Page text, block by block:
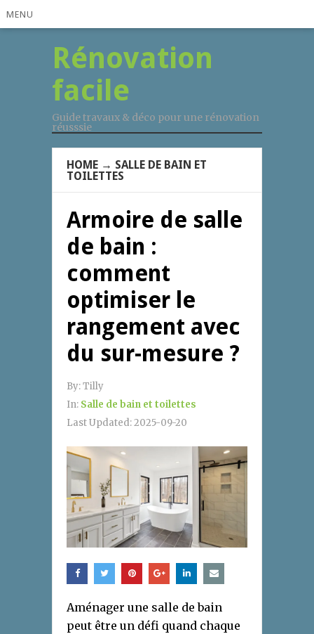
MENU
Rénovation
facile
Guide travaux & déco pour une rénovation
réusssie
HOME → SALLE DE BAIN ET
TOILETTES
Armoire de salle
de bain :
comment
optimiser le
rangement avec
du sur-mesure ?
By:Tilly
In: Salle de bain et toilettes
Last Updated:2025-09-20
Aménager une salle de bain
peut être un défi quand chaque